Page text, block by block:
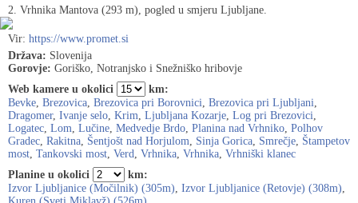
2. Vrhnika Mantova (293 m), pogled u smjeru Ljubljane.
Vir: https://www.promet.si
Država: Slovenija
Gorovje: Goriško, Notranjsko i Snežniško hribovje
Web kamere u okolici
km:
Bevke, Brezovica, Brezovica pri Borovnici, Brezovica pri Ljubljani,
Dragomer, Ivanje selo, Krim, Ljubljana Kozarje, Log pri Brezovici,
Logatec, Lom, Lučine, Medvedje Brdo, Planina nad Vrhniko, Polhov
Gradec, Rakitna, Šentjošt nad Horjulom, Sinja Gorica, Smrečje, Štampetov
most, Tankovski most, Verd, Vrhnika, Vrhnika, Vrhniški klanec
Planine u okolici
km:
Izvor Ljubljanice (Močilnik) (305m), Izvor Ljubljanice (Retovje) (308m),